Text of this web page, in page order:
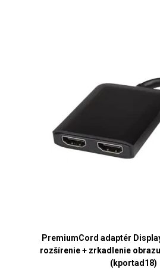
PremiumCord adaptér
rozšírenie + zrkadlenie obrazu
(kportad18)